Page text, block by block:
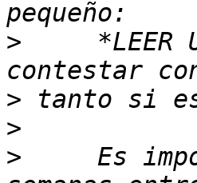
>
*LEER
>
>
>
Es